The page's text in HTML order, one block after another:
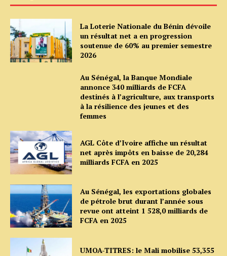
La Loterie Nationale du Bénin dévoile
un résultat net a en progression
soutenue de 60% au premier semestre
2026
Au Sénégal, la Banque Mondiale
annonce 340 milliards de FCFA
destinés à l’agriculture, aux transports
à la résilience des jeunes et des
femmes
AGL Côte d’Ivoire affiche un résultat
net après impôts en baisse de 20,284
milliards FCFA en 2025
Au Sénégal, les exportations globales
de pétrole brut durant l’année sous
revue ont atteint 1 528,0 milliards de
FCFA en 2025
UMOA-TITRES: le Mali mobilise 53,355